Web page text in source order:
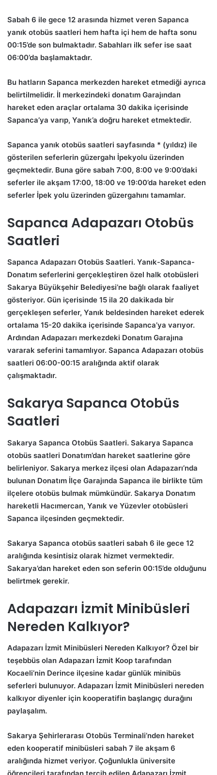
Sabah 6 ile gece 12 arasında hizmet veren Sapanca
yanık otobüs saatleri hem hafta içi hem de hafta sonu
00:15’de son bulmaktadır. Sabahları ilk sefer ise saat
06:00’da başlamaktadır.
Bu hatların Sapanca merkezden hareket etmediği ayrıca
belirtilmelidir. İl merkezindeki donatım Garajından
hareket eden araçlar ortalama 30 dakika içerisinde
Sapanca’ya varıp, Yanık’a doğru hareket etmektedir.
Sapanca yanık otobüs saatleri sayfasında * (yıldız) ile
gösterilen seferlerin güzergahı İpekyolu üzerinden
geçmektedir. Buna göre sabah 7:00, 8:00 ve 9:00’daki
seferler ile akşam 17:00, 18:00 ve 19:00’da hareket eden
seferler İpek yolu üzerinden güzergahını tamamlar.
Sapanca Adapazarı Otobüs
Saatleri
Sapanca Adapazarı Otobüs Saatleri. Yanık-Sapanca-
Donatım seferlerini gerçekleştiren özel halk otobüsleri
Sakarya Büyükşehir Belediyesi’ne bağlı olarak faaliyet
gösteriyor. Gün içerisinde 15 ila 20 dakikada bir
gerçekleşen seferler, Yanık beldesinden hareket ederek
ortalama 15-20 dakika içerisinde Sapanca’ya varıyor.
Ardından Adapazarı merkezdeki Donatım Garajına
vararak seferini tamamlıyor. Sapanca Adapazarı otobüs
saatleri 06:00-00:15 aralığında aktif olarak
çalışmaktadır.
Sakarya Sapanca Otobüs
Saatleri
Sakarya Sapanca Otobüs Saatleri. Sakarya Sapanca
otobüs saatleri Donatım’dan hareket saatlerine göre
belirleniyor. Sakarya merkez ilçesi olan Adapazarı’nda
bulunan Donatım İlçe Garajında Sapanca ile birlikte tüm
ilçelere otobüs bulmak mümkündür. Sakarya Donatım
hareketli Hacımercan, Yanık ve Yüzevler otobüsleri
Sapanca ilçesinden geçmektedir.
Sakarya Sapanca otobüs saatleri sabah 6 ile gece 12
aralığında kesintisiz olarak hizmet vermektedir.
Sakarya’dan hareket eden son seferin 00:15’de olduğunu
belirtmek gerekir.
Adapazarı İzmit Minibüsleri
Nereden Kalkıyor?
Adapazarı İzmit Minibüsleri Nereden Kalkıyor? Özel bir
teşebbüs olan Adapazarı İzmit Koop tarafından
Kocaeli’nin Derince ilçesine kadar günlük minibüs
seferleri bulunuyor. Adapazarı İzmit Minibüsleri nereden
kalkıyor diyenler için kooperatifin başlangıç durağını
paylaşalım.
Sakarya Şehirlerarası Otobüs Terminali’nden hareket
eden kooperatif minibüsleri sabah 7 ile akşam 6
aralığında hizmet veriyor. Çoğunlukla üniversite